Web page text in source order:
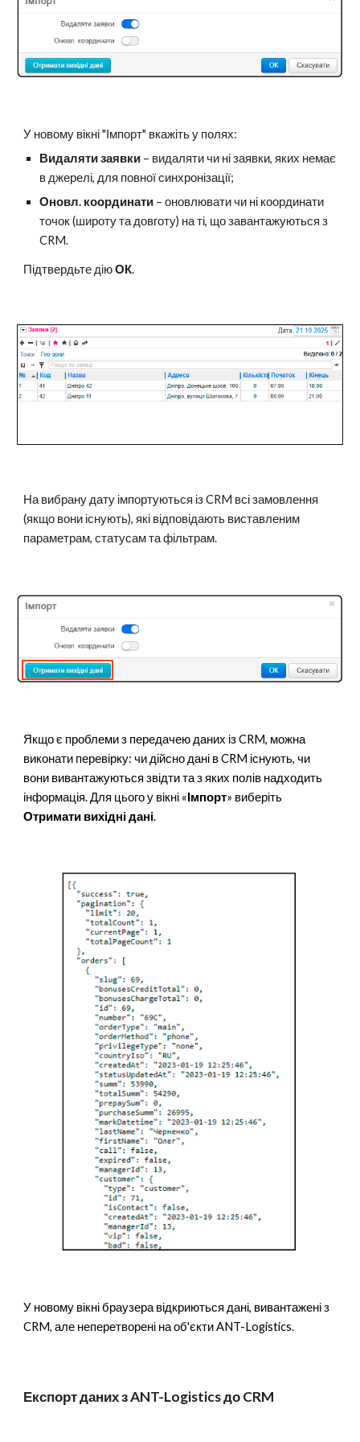
У новому вікні "Імпорт" вкажіть у полях:
Видаляти заявки – видаляти чи ні заявки, яких немає
в джерелі, для повної синхронізації;
Оновл. координати – оновлювати чи ні координати
точок (широту та довготу) на ті, що завантажуються з
CRM.
Підтвердьте діюОК.
На вибрану дату імпортуються із CRM всі замовлення
(якщо вони існують), які відповідають виставленим
параметрам, статусам та фільтрам.
Якщо є проблеми з передачею даних із CRM, можна
виконати перевірку: чи дійсно дані в CRM існують, чи
вони вивантажуються звідти та з яких полів надходить
інформація. Для цього у вікні «Імпорт» виберіть
Отримати вихідні дані.
У новому вікні браузера відкриються дані, вивантажені з
CRM, але неперетворені на об'єкти ANT-Logistics.
Експорт даних з ANT-Logistics до CRM